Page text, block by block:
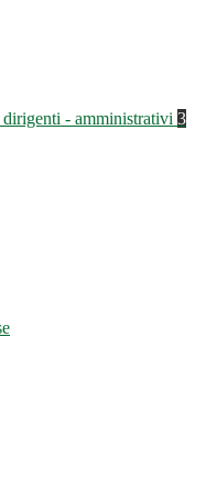
- amministrativi 3